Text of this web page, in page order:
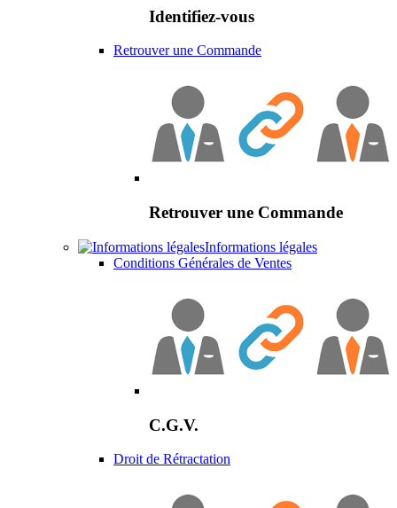
Identifiez-vous
Retrouver une Commande
Retrouver une Commande
Informations légales
Conditions Générales de Ventes
C.G.V.
Droit de Rétractation